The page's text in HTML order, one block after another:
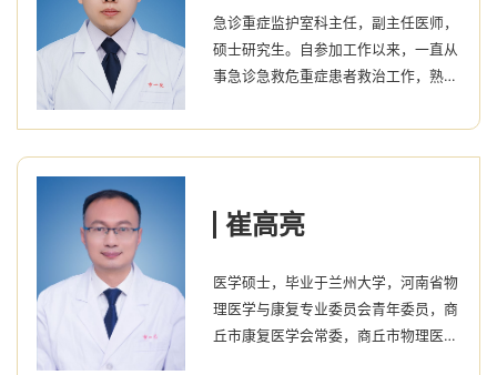
急诊重症监护室科主任，副主任医师，
硕士研究生。自参加工作以来，一直从
事急诊急救危重症患者救治工作，熟练
管病，重症胰腺炎，各种中毒，脓毒
症，各种类型休克，多发外伤等疾病的
脑血管病，中毒有一定心得体会；曾至
华中科技大学附属同济医院进修。现任
员、河南省医师协会急诊医师分会青年
委员、河南省医学会灾难医学分会青年
委员、...
崔高亮
医学硕士，毕业于兰州大学，河南省物
理医学与康复专业委员会青年委员，商
丘市康复医学会常委，商丘市物理医学